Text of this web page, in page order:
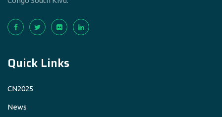
Quick Links
CN2025
News